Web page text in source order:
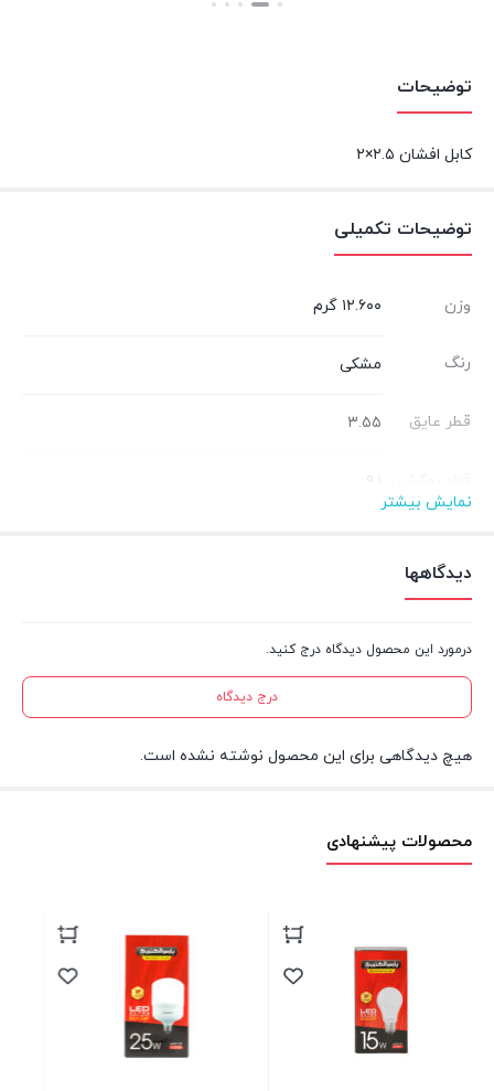
توضیحات
کابل افشان ۲.۵×۲
توضیحات تکمیلی
وزن ۱۲.۶۰۰ گرم
رنگ مشکی
قطر عایق ۳.۵۵
۹.۱
جنس هادی
آنالیز ۰.۲۳۴×۵۰
جنس عایق پی‌وی‌سی(PVC)
نمایش بیشتر
دیدگاهها
درمورد این محصول دیدگاه درج کنید.
درج دیدگاه
هیچ دیدگاهی برای این محصول نوشته نشده است.
محصولات پیشنهادی